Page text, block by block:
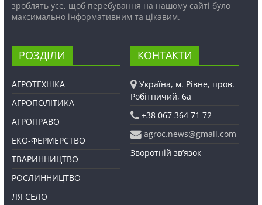
зроблять усе, щоб перебування на нашому сайті було
максимально інформативним та цікавим.
РОЗДІЛИ
АГРОТЕХНІКА
АГРОПОЛІТИКА
АГРОПРАВО
ЕКО-ФЕРМЕРСТВО
ТВАРИННИЦТВО
РОСЛИННИЦТВО
ЛЯ СЕЛО
КОНТАКТИ
Україна, м. Рівне, пров.
Робітничий, 6а
+38 067 364 71 72
agroc.news@gmail.com
Зворотній зв’язок